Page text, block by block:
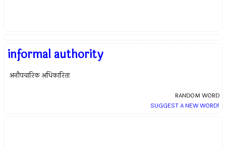
informal authority
अनौपचारिक अधिकारिता
RANDOM WORD
SUGGEST A NEW WORD!